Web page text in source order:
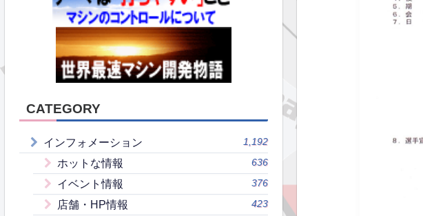
CATEGORY
インフォメーション 1,192
ホットな情報 636
イベント情報 376
店舗・HP情報 423